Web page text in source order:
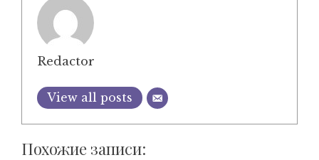
Redactor
View all posts
Похожие записи: